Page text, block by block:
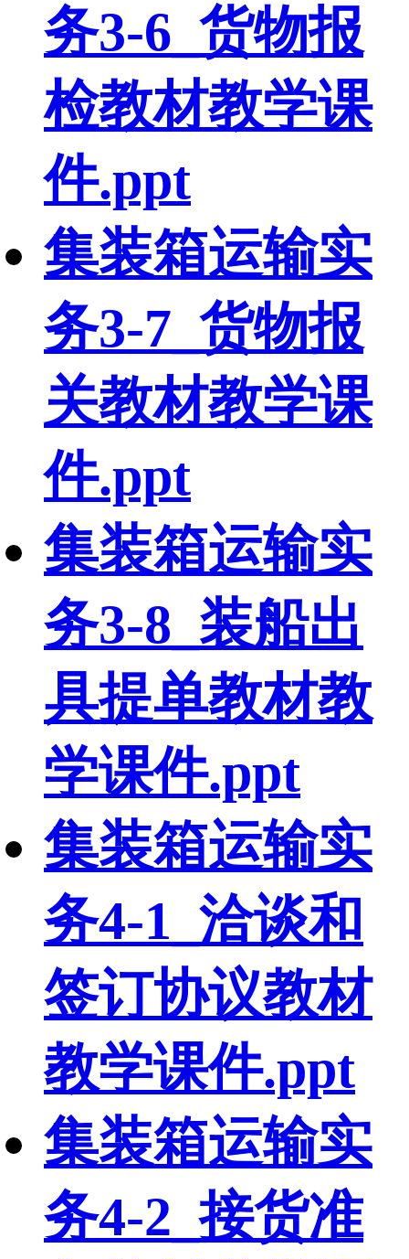
务3-6_货物报
检教材教学课
件.ppt
集装箱运输实
务3-7_货物报
关教材教学课
件.ppt
集装箱运输实
务3-8_装船出
具提单教材教
学课件.ppt
集装箱运输实
务4-1_洽谈和
签订协议教材
教学课件.ppt
集装箱运输实
务4-2_接货准